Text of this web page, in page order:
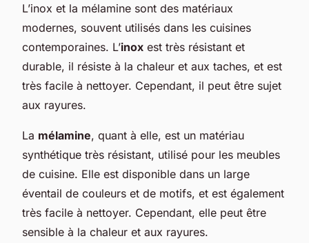
L’inox et la mélamine sont des matériaux
modernes, souvent utilisés dans les cuisines
contemporaines. L’inox est très résistant et
durable, il résiste à la chaleur et aux taches, et est
très facile à nettoyer. Cependant, il peut être sujet
aux rayures.
La mélamine, quant à elle, est un matériau
synthétique très résistant, utilisé pour les meubles
de cuisine. Elle est disponible dans un large
éventail de couleurs et de motifs, et est également
très facile à nettoyer. Cependant, elle peut être
sensible à la chaleur et aux rayures.